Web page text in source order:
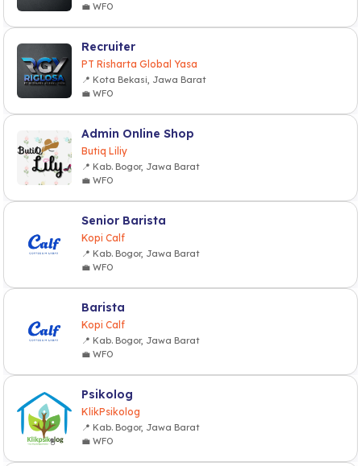
💼 WFO
Recruiter
PT Risharta Global Yasa
📍 Kota Bekasi, Jawa Barat
💼 WFO
Admin Online Shop
Butiq Liliy
📍 Kab. Bogor, Jawa Barat
💼 WFO
Senior Barista
Kopi Calf
📍 Kab. Bogor, Jawa Barat
💼 WFO
Barista
Kopi Calf
📍 Kab. Bogor, Jawa Barat
💼 WFO
Psikolog
KlikPsikolog
📍 Kab. Bogor, Jawa Barat
💼 WFO